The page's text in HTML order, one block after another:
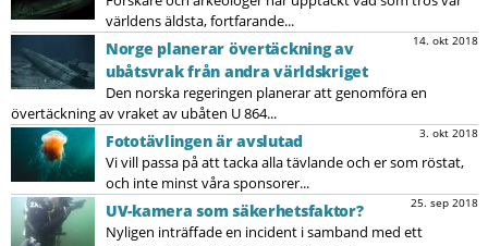
världens äldsta, fortfarande...
14. okt 2018
Norge planerar övertäckning av
ubåtsvrak från andra världskriget
Den norska regeringen planerar att genomföra en
övertäckning av vraket av ubåten U 864...
3. okt 2018
Fototävlingen är avslutad
Vi vill passa på att tacka alla tävlande och er som röstat,
och inte minst våra sponsorer...
25. sep 2018
UV-kamera som säkerhetsfaktor?
Nyligen inträffade en incident i samband med ett